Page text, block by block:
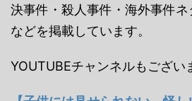
決事件・殺人事件・海外事件
などを掲載しています。
YOUTUBEチャンネルもござい